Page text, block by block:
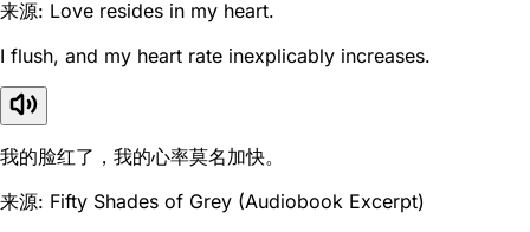
来源: Love resides in my heart.
I flush, and my heart rate inexplicably increases.
我的脸红了，我的心率莫名加快。
来源: Fifty Shades of Grey (Audiobook Excerpt)